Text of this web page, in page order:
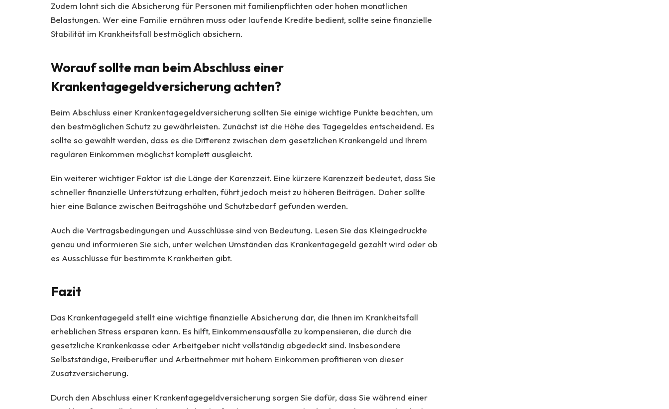
Zudem lohnt sich die Absicherung für Personen mit familienpflichten oder hohen monatlichen
Belastungen. Wer eine Familie ernähren muss oder laufende Kredite bedient, sollte seine finanzielle
Stabilität im Krankheitsfall bestmöglich absichern.
Worauf sollte man beim Abschluss einer
Krankentagegeldversicherung achten?
Beim Abschluss einer Krankentagegeldversicherung sollten Sie einige wichtige Punkte beachten, um
den bestmöglichen Schutz zu gewährleisten. Zunächst ist die Höhe des Tagegeldes entscheidend. Es
sollte so gewählt werden, dass es die Differenz zwischen dem gesetzlichen Krankengeld und Ihrem
regulären Einkommen möglichst komplett ausgleicht.
Ein weiterer wichtiger Faktor ist die Länge der Karenzzeit. Eine kürzere Karenzzeit bedeutet, dass Sie
schneller finanzielle Unterstützung erhalten, führt jedoch meist zu höheren Beiträgen. Daher sollte
hier eine Balance zwischen Beitragshöhe und Schutzbedarf gefunden werden.
Auch die Vertragsbedingungen und Ausschlüsse sind von Bedeutung. Lesen Sie das Kleingedruckte
genau und informieren Sie sich, unter welchen Umständen das Krankentagegeld gezahlt wird oder ob
es Ausschlüsse für bestimmte Krankheiten gibt.
Fazit
Das Krankentagegeld stellt eine wichtige finanzielle Absicherung dar, die Ihnen im Krankheitsfall
erheblichen Stress ersparen kann. Es hilft, Einkommensausfälle zu kompensieren, die durch die
gesetzliche Krankenkasse oder Arbeitgeber nicht vollständig abgedeckt sind. Insbesondere
Selbstständige, Freiberufler und Arbeitnehmer mit hohem Einkommen profitieren von dieser
Zusatzversicherung.
Durch den Abschluss einer Krankentagegeldversicherung sorgen Sie dafür, dass Sie während einer